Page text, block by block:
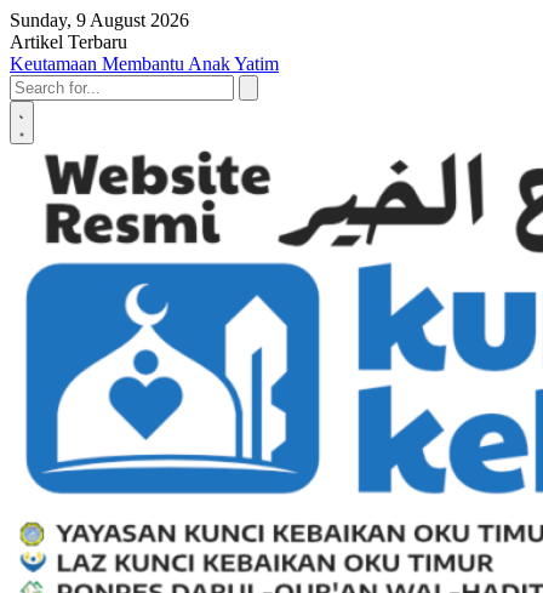
Skip to content
Sunday, 9 August 2026
Artikel Terbaru
Penyerahan SK LAZ Kunci Kebaikan OKU Timur, Tonggak Baru
Penguatan Pelayanan Umat